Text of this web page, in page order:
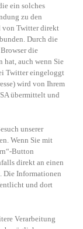
ein solches
zu den
von Twitter direkt
Durch die
die
hat, auch wenn Sie
Twitter eingeloggt
wird von Ihrem
übermittelt und
unserer
Wenn Sie mit
Button
direkt an einen
Die Informationen
und dort
Verarbeitung